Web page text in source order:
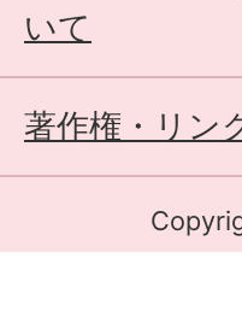
いて
著作権・リン